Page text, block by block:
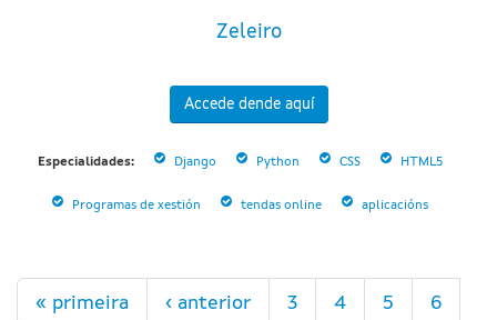
Zeleiro
Accede dende aquí
Especialidades: Django Python CSS HTML5
Programas de xestión tendas online aplicacións
Páxinas
« primeira ‹ anterior 3 4 5 6